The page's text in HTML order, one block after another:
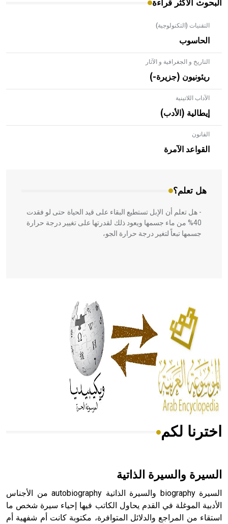
البحوث الأكثر قراءة
التقنيات (التكنولوجية)
الحاسوب
التاريخ و الجغرافية و الآثار
ريئونيون (جزيرة-)
الآداب اللاتينية
إيطالية (الأدب)
القانون
القواعد الآمرة
هل تعلم؟
- هل تعلم أن الأبلق نوع من الفنون الهندسية التي ارتبطت
بالعمارة الإسلامية في بلاد الشام ومصر خاصة، حيث يحرص
المعمار على بناء مداميكه وخاصة في الواجهات
- هل تعلم أن الإبل تستطيع البقاء على قيد الحياة حتى لو فقدت
40% من ماء جسمها ويعود ذلك لقدرتها على تغيير درجة حرارة
جسمها تبعاً لتغير درجة حرارة الجو،
الحكم، الأدلة، تنظيم التغذية، ورسالته في جروح الرأس. ويعود
له الفضل بأنه حرر الطب من الدين والفلسفة.
- هل تعلم أن المرجان إفراز حيواني يتكون في البحر ويتركب
من مادة كربونات الكلسيوم، وهو أحمر أو شديد الحمرة وهو
أجود أنواعه، ويمتاز بكبر الحجم ويسمى الش
هل تعلم أن الأبسيد كلمة فرنسية اللفظ تم اعتمادها مصطلحاً
- هل تعلم أن أبجر Abgar اسم معروف جيداً يعود إلى عدد من
اخترنا لكم
السيرة والسيرة الذاتية
السيرة biography والسيرة الذاتية autobiography من الأجناس
الأدبية الموغلة في القدم يحاول الكاتب فيها إحياء سيرة شخص ما
استقاء من المراجع والدلائل المتوافرة، مكتوبة كانت أم شفهية أم